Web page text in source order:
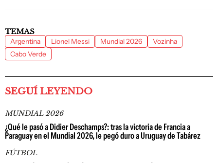
TEMAS
Argentina Lionel Messi Mundial 2026
Vozinha
Cabo Verde
SEGUÍ LEYENDO
MUNDIAL 2026
¿Qué le pasó a Didier Deschamps?: tras la victoria de Francia a
Paraguay en el Mundial 2026, le pegó duro a Uruguay de Tabárez
FÚTBOL